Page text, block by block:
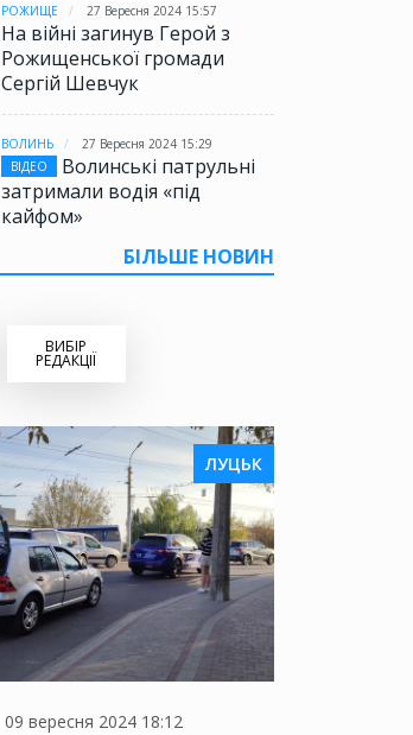
РОЖИЩЕ 27 Вересня 2024 15:57
На війні загинув Герой з
Рожищенської громади
Сергій Шевчук
ВОЛИНЬ
27 Вересня 2024 15:29
ВІДЕО
Волинські патрульні
затримали водія «під
кайфом»
БІЛЬШЕ НОВИН
ВИБІР
РЕДАКЦІЇ
ЛУЦЬК
09 вересня 2024 18:12